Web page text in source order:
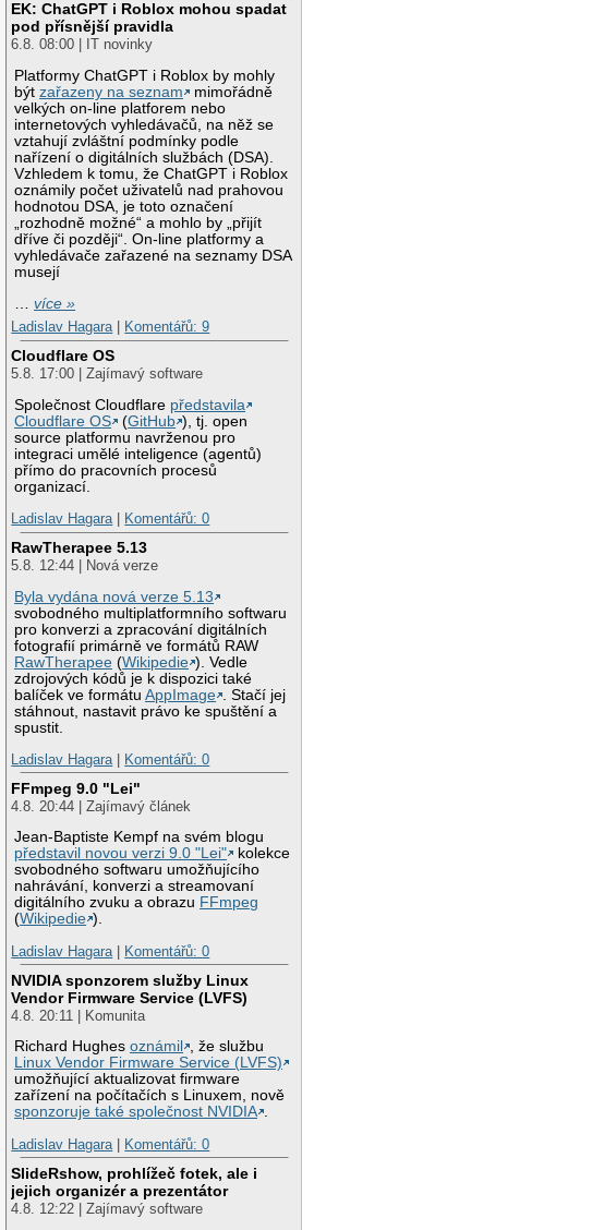
EK: ChatGPT i Roblox mohou spadat
pod přísnější pravidla
6.8. 08:00 | IT novinky
Platformy ChatGPT i Roblox by mohly
býtzařazeny na seznam
mimořádně
velkých on-line platforem nebo
internetových vyhledávačů, na něž se
vztahují zvláštní podmínky podle
nařízení o digitálních službách (DSA).
Vzhledem k tomu, že ChatGPT i Roblox
oznámily počet uživatelů nad prahovou
hodnotou DSA, je toto označení
„rozhodně možné“ a mohlo by „přijít
dříve či později“. On-line platformy a
vyhledávače zařazené na seznamy DSA
musejí
…více »
Ladislav Hagara| Komentářů: 9
Cloudflare OS
5.8. 17:00 | Zajímavý software
Společnost Cloudflare představila
Cloudflare OS
(GitHub ), tj. open
source platformu navrženou pro
integraci umělé inteligence (agentů)
přímo do pracovních procesů
organizací.
Ladislav Hagara| Komentářů: 0
RawTherapee 5.13
5.8. 12:44 | Nová verze
Byla vydána nová verze 5.13
svobodného multiplatformního softwaru
pro konverzi a zpracování digitálních
fotografií primárně ve formátů RAW
RawTherapee (Wikipedie ). Vedle
zdrojových kódů je k dispozici také
balíček ve formátuAppImage
. Stačí jej
stáhnout, nastavit právo ke spuštění a
spustit.
Ladislav Hagara| Komentářů: 0
FFmpeg 9.0 "Lei"
4.8. 20:44 | Zajímavý článek
Jean-Baptiste Kempf na svém blogu
představil novou verzi 9.0 "Lei"
kolekce
svobodného softwaru umožňujícího
nahrávání, konverzi a streamovaní
digitálního zvuku a obrazu FFmpeg
(Wikipedie ).
Ladislav Hagara| Komentářů: 0
NVIDIA sponzorem služby Linux
Vendor Firmware Service (LVFS)
4.8. 20:11 | Komunita
Richard Hughesoznámil
, že službu
Linux Vendor Firmware Service (LVFS)
umožňující aktualizovat firmware
zařízení na počítačích s Linuxem, nově
sponzoruje také společnost NVIDIA .
Ladislav Hagara| Komentářů: 0
SlideRshow, prohlížeč fotek, ale i
jejich organizér a prezentátor
4.8. 12:22 | Zajímavý software